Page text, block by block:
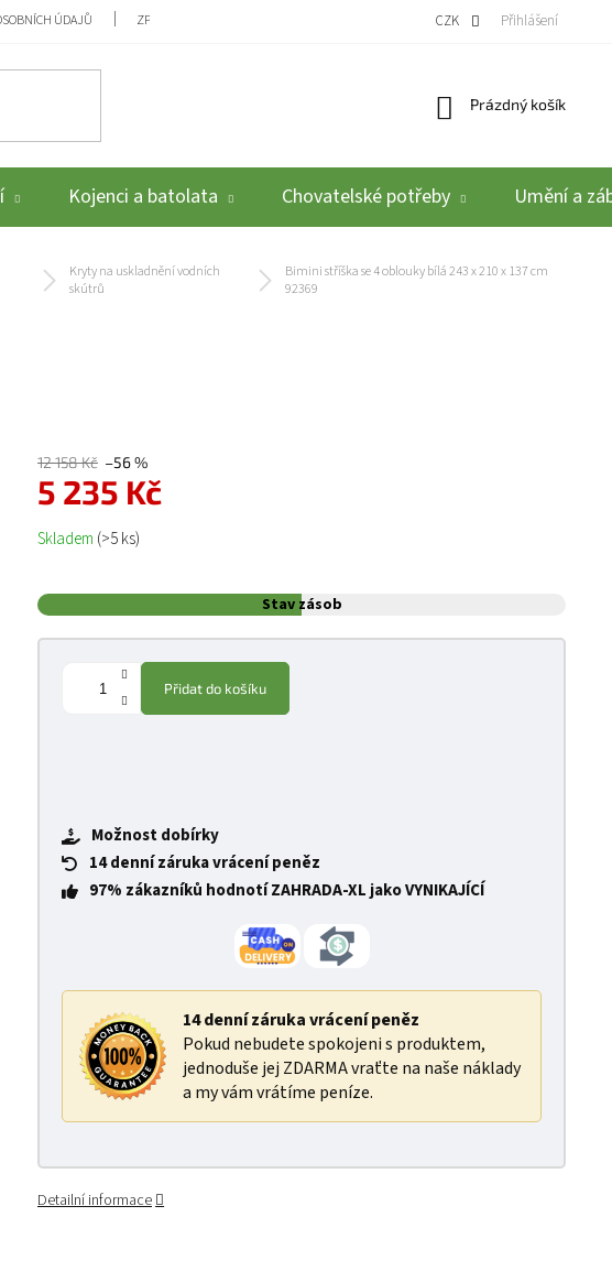
ÚDAJŮ ZPĚTNÝ ODBĚR VYSLOUŽILÝCH ELEKTROZAŘÍZENÍ / BATERIÍ REKLAMACE A
CZK Přihlášení
Nákupní košík
Prázdný košík
Kojenci a batolata Chovatelské potřeby Umění a
Kryty na uskladnění vodních
skútrů
Bimini stříška se 4 oblouky bílá 243 x 210 x 137 cm
92369
12 158 Kč –56 %
5 235 Kč
Měrná cena:
Skladem (>5 ks)
Stav zásob
Přidat do košíku
Možnost dobírky
14 denní záruka vrácení peněz
97% zákazníků hodnotí ZAHRADA-XL jako VYNIKAJÍCÍ
14 denní záruka vrácení peněz
Pokud nebudete spokojeni s produktem,
jednoduše jej ZDARMA vraťte na naše náklady
a my vám vrátíme peníze.
Detailní informace